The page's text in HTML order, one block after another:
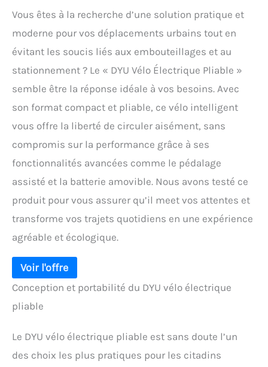
Vous êtes à la recherche d’une solution pratique et
moderne pour vos déplacements urbains tout en
évitant les soucis liés aux embouteillages et au
stationnement ? Le « DYU Vélo Électrique Pliable »
semble être la réponse idéale à vos besoins. Avec
son format compact et pliable, ce vélo intelligent
vous offre la liberté de circuler aisément, sans
compromis sur la performance grâce à ses
fonctionnalités avancées comme le pédalage
assisté et la batterie amovible. Nous avons testé ce
produit pour vous assurer qu’il meet vos attentes et
transforme vos trajets quotidiens en une expérience
agréable et écologique.
Conception et portabilité du DYU vélo électrique
pliable
Le DYU vélo électrique pliable est sans doute l’un
des choix les plus pratiques pour les citadins